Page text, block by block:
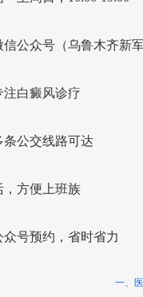
公众号（乌鲁木齐新
白癜风诊疗
公交线路可达
，方便上班族
号预约，省时省力
一、